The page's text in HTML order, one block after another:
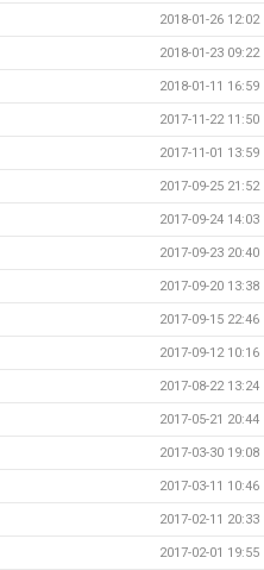
2018-01-26 12:02
2018-01-23 09:22
2018-01-11 16:59
2017-11-22 11:50
2017-11-01 13:59
2017-09-25 21:52
2017-09-24 14:03
2017-09-23 20:40
2017-09-20 13:38
2017-09-15 22:46
2017-09-12 10:16
2017-08-22 13:24
2017-05-21 20:44
2017-03-30 19:08
2017-03-11 10:46
2017-02-11 20:33
2017-02-01 19:55